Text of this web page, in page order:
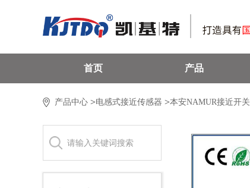
首页 产品
产品中心 >电感式接近传感器 >本安NAMUR接近开关